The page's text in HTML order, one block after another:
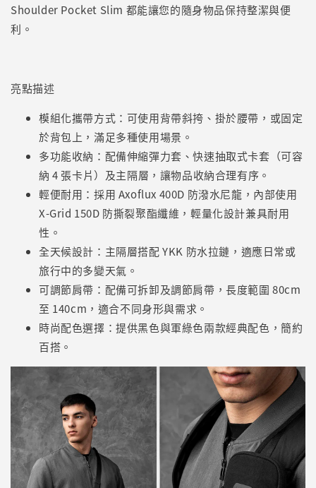
Shoulder Pocket Slim 都能讓您的隨身物品保持整潔與便
利。
亮點描述
模組化攜帶方式：可使用背帶斜挎、掛於腰帶，或固定
於背包上，滿足多種使用場景。
多功能收納：配備伸縮彈力套、快速抽取式卡套（可容
納 4 張卡片）及主隔層，讓物品收納合理有序。
輕便耐用：採用 Axoflux 400D 防潑水尼龍，內部使用
X-Grid 150D 防撕裂聚酯纖維，輕量化設計兼具耐用
性。
全天候設計：主隔層搭配 YKK 防水拉鏈，適應日常或
旅行中的多變天氣。
可調節肩帶：配備可拆卸及調節肩帶，長度範圍 80cm
至 140cm，適合不同身形與需求。
時尚配色選擇：提供黑色與軍綠色兩款經典配色，簡約
百搭。